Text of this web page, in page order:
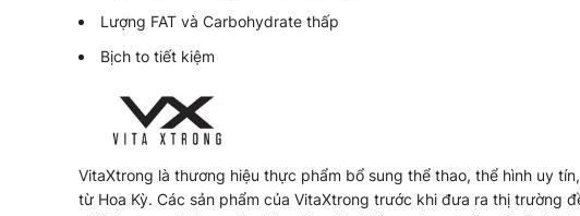
Lượng FAT và Carbohydrate thấp
Bịch to tiết kiệm
VitaXtrong là thương hiệu thực phẩm bổ sung thể thao, thể hình uy
từ Hoa Kỳ. Các sản phẩm của VitaXtrong trước khi đưa ra thị trường